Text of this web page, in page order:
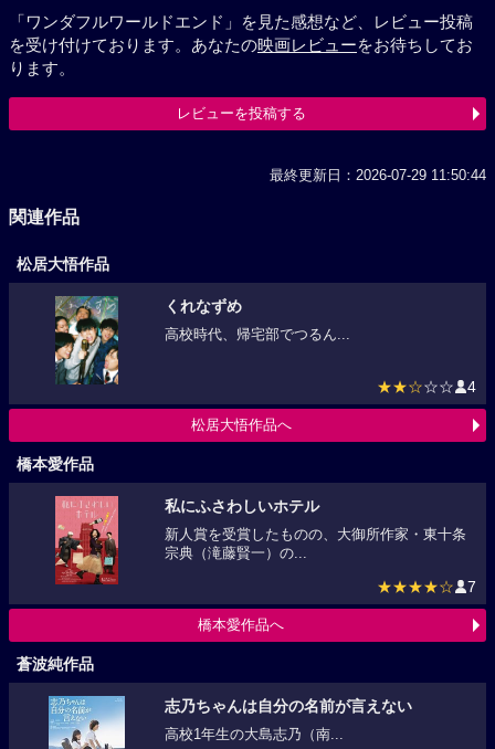
「ワンダフルワールドエンド」を見た感想など、レビュー投稿
を受け付けております。あなたの映画レビューをお待ちしてお
ります。
レビューを投稿する
最終更新日：2026-07-29 11:50:44
関連作品
松居大悟作品
くれなずめ
高校時代、帰宅部でつるん...
★★☆☆☆ 4
松居大悟作品へ
橋本愛作品
私にふさわしいホテル
新人賞を受賞したものの、大御所作家・東十条
宗典（滝藤賢一）の...
★★★★☆ 7
橋本愛作品へ
蒼波純作品
志乃ちゃんは自分の名前が言えない
高校1年生の大島志乃（南...